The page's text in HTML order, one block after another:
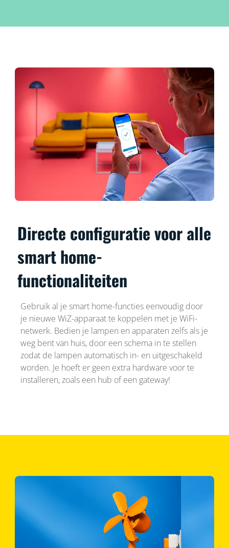
Directe configuratie voor alle
smart home-
functionaliteiten
Gebruik al je smart home-functies eenvoudig door
je nieuwe WiZ-apparaat te koppelen met je WiFi-
netwerk. Bedien je lampen en apparaten zelfs als je
weg bent van huis, door een schema in te stellen
zodat de lampen automatisch in- en uitgeschakeld
worden. Je hoeft er geen extra hardware voor te
installeren, zoals een hub of een gateway!